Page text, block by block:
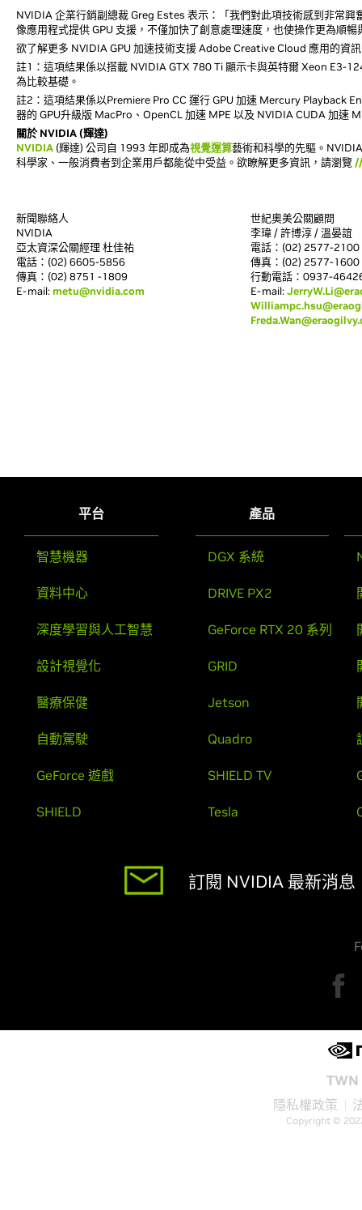
NVIDIA 企業行銷副總裁 Greg Estes 表示：「我們對此項技術感到非常
像應用程式提供 GPU 支援，不僅加快了創意處理速度，也使操作更為順暢
欲了解更多 NVIDIA GPU 加速技術支援 Adobe Creative Cloud 應用的資
註1：這項結果係以搭載 NVIDIA GTX 780 Ti 顯示卡與英特爾 Xeon E3-
為比較基礎。
註2：這項結果係以Premiere Pro CC 運行 GPU 加速 Mercury Playback
器的 GPU升級版 MacPro、OpenCL 加速 MPE 以及 NVIDIA CUDA 加速
關於 NVIDIA (輝達)
NVIDIA (輝達) 公司自 1993 年即成為視覺運算藝術和科學的先驅。
科學家、一般消費者到企業用戶都能從中受益。欲瞭解更多資訊，請瀏覽
新聞聯絡人
NVIDIA
亞太資深公關經理 杜佳祐
電話：(02) 6605-5856
傳真：(02) 8751 -1809
E-mail:metu@nvidia.com
世紀奧美公關顧問
李瑋 / 許博淳 / 溫晏誼
電話：(02) 2577-
傳真：(02) 2577-1600
行動電話：0937-
E-mail:
平台
智慧機器
資料中心
深度學習與人工智慧
設計視覺化
醫療保健
自動駕駛
GeForce 遊戲
SHIELD
產品
DGX 系統
DRIVE PX2
GeForce RTX 20 系列
GRID
Jetson
Quadro
SHIELD TV
Tesla
訂閱 NVIDIA 最新消息
隱私權政策
Copyright ©